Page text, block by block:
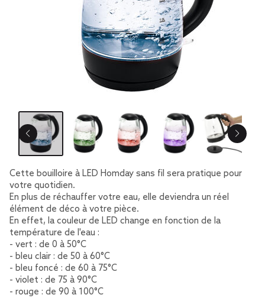
Cette bouilloire à LED Homday sans fil sera pratique pour
votre quotidien.
En plus de réchauffer votre eau, elle deviendra un réel
élément de déco à votre pièce.
En effet, la couleur de LED change en fonction de la
température de l'eau :
- vert : de 0 à 50°C
- bleu clair : de 50 à 60°C
- bleu foncé : de 60 à 75°C
- violet : de 75 à 90°C
- rouge : de 90 à 100°C